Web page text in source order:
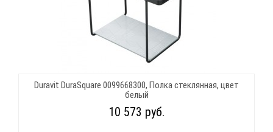
Duravit DuraSquare 0099668300, Полка стеклянная, цвет
белый
10 573 руб.